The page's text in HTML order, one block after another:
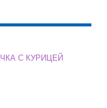
С КУРИЦЕЙ